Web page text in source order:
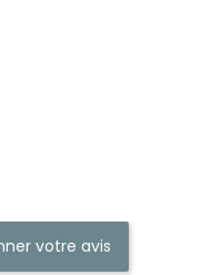
votre avis